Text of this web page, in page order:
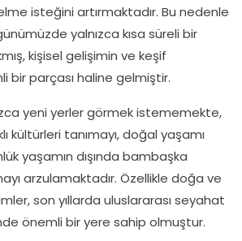
isteğini artırmaktadır. Bu nedenle
yalnızca kısa süreli bir
kişisel gelişimin ve keşif
bir parçası haline gelmiştir.
yeni yerler görmek istememekte,
kültürleri tanımayı, doğal yaşamı
yaşamın dışında bambaşka
arzulamaktadır. Özellikle doğa ve
son yıllarda uluslararası seyahat
önemli bir yere sahip olmuştur.